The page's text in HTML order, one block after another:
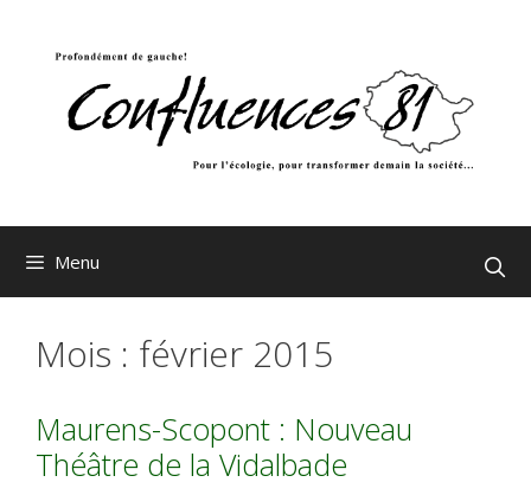
Menu
Mois : février 2015
Maurens-Scopont : Nouveau
Théâtre de la Vidalbade